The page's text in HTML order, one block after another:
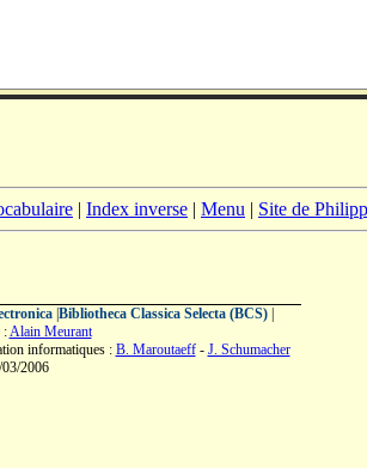
| Index inverse | Menu | Site de
| Bibliotheca Classica Selecta (BCS)|
:Alain Meurant
informatiques : B. Maroutaeff- J. Schumacher
2006